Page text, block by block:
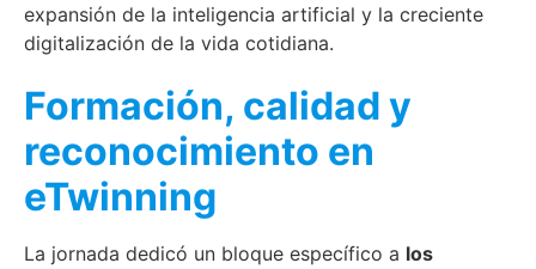
expansión de la inteligencia artificial y la creciente
digitalización de la vida cotidiana.
Formación, calidad y
reconocimiento en
eTwinning
La jornada dedicó un bloque específico a los